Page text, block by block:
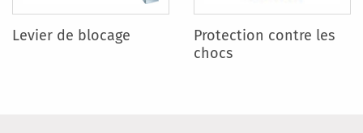
Levier de blocage
Protection contre les
chocs